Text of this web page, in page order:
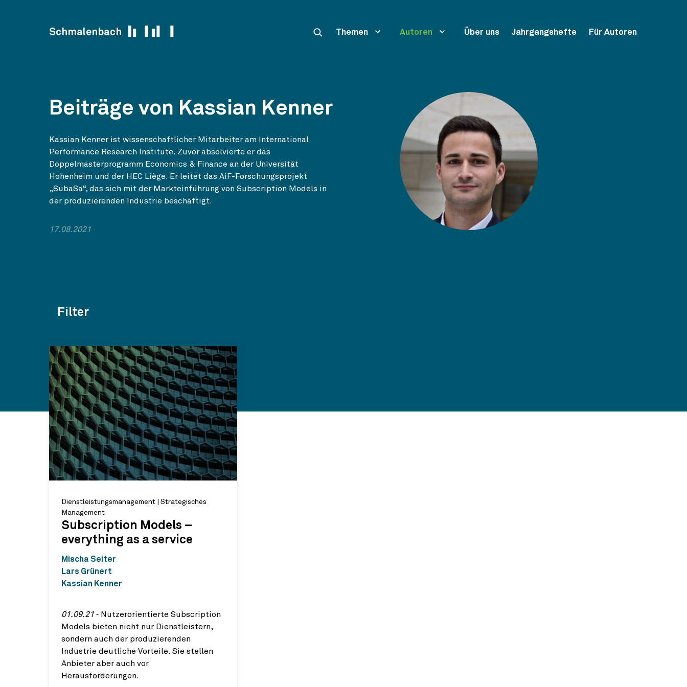
Schmalenbach Themen Autoren Über uns Jahrgangshefte Für Autoren
Beiträge von Kassian Kenner
Kassian Kenner ist wissenschaftlicher Mitarbeiter am International
Performance Research Institute. Zuvor absolvierte er das
Doppelmasterprogramm Economics & Finance an der Universität
Hohenheim und der HEC Liège. Er leitet das AiF-Forschungsprojekt
„SubaSa“, das sich mit der Markteinführung von Subscription Models in
der produzierenden Industrie beschäftigt.
17.08.2021
Filter
Dienstleistungsmanagement | Strategisches
Management
Subscription Models –
everything as a service
Mischa Seiter
Lars Grünert
Kassian Kenner
01.09.21 ‐ Nutzerorientierte Subscription
Models bieten nicht nur Dienstleistern,
sondern auch der produzierenden
Industrie deutliche Vorteile. Sie stellen
Anbieter aber auch vor
Herausforderungen.